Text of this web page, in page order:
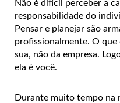
Não é difícil perceber a
responsabilidade do
Pensar e planejar são
profissionalmente. O que
sua, não da empresa.
ela é você.
Durante muito tempo na